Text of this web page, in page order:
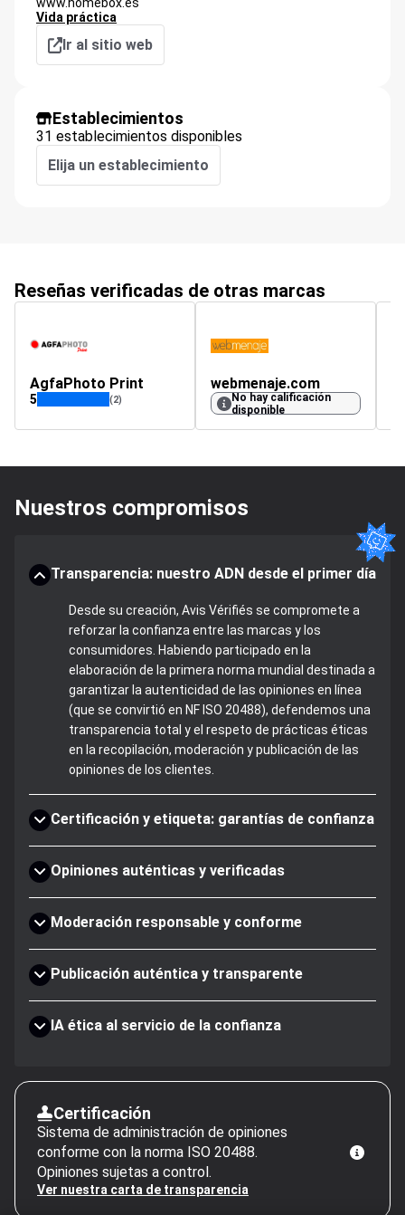
Vida práctica
Ir al sitio web
Establecimientos
31 establecimientos disponibles
Elija un establecimiento
Reseñas verificadas de otras marcas
AgfaPhoto Print
5 (2)
webmenaje.com
No hay calificación
disponible
Nuestros compromisos
Transparencia: nuestro ADN desde el primer día
Desde su creación, Avis Vérifiés se compromete a
reforzar la confianza entre las marcas y los
consumidores. Habiendo participado en la
elaboración de la primera norma mundial destinada a
garantizar la autenticidad de las opiniones en línea
(que se convirtió en NF ISO 20488), defendemos una
transparencia total y el respeto de prácticas éticas
en la recopilación, moderación y publicación de las
opiniones de los clientes.
Certificación y etiqueta: garantías de confianza
Opiniones auténticas y verificadas
Moderación responsable y conforme
Publicación auténtica y transparente
IA ética al servicio de la confianza
Certificación
Sistema de administración de opiniones
conforme con la norma ISO 20488.
Opiniones sujetas a control.
Ver nuestra carta de transparencia